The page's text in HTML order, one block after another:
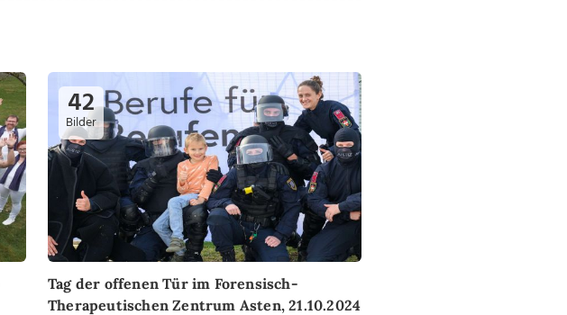
42
Bilder
Tag der offenen Tür im Forensisch-
Therapeutischen Zentrum Asten, 21.10.2024